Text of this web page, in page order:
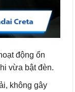
động ổn
vừa bật đèn.
không gây